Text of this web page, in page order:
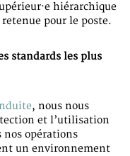
hiérarchique
pour le poste.
standards les plus
, nous nous
et l’utilisation
nos opérations
un environnement